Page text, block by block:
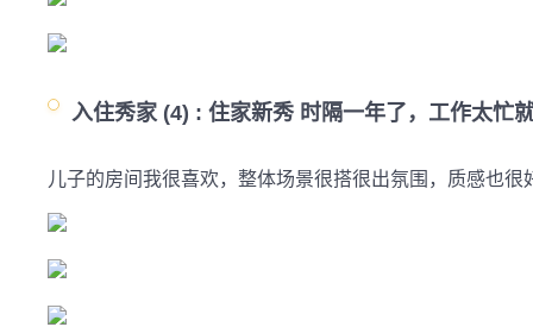
入住秀家 (4) : 住家新秀 时隔一年了，工作太忙
儿子的房间我很喜欢，整体场景很搭很出氛围，质感也很